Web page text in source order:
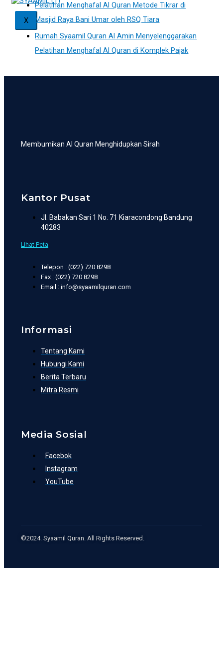
X
Pelatihan Menghafal Al Quran Metode Tikrar di
Masjid Raya Bani Umar oleh RSQ Tiara
Rumah Syaamil Quran Al Amin Menyelenggarakan
Pelatihan Menghafal Al Quran di Komplek Pajak
Membumikan Al Quran Menghidupkan Sirah
Kantor Pusat
Jl. Babakan Sari 1 No. 71 Kiaracondong Bandung
40283
Lihat Peta
Telepon : (022) 720 8298
Fax : (022) 720 8298
Email : info@syaamilquran.com
Informasi
Tentang Kami
Hubungi Kami
Berita Terbaru
Mitra Resmi
Media Sosial
Facebok
Instagram
YouTube
©2024. Syaamil Quran. All Rights Reserved.